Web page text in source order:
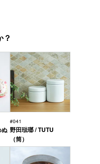
？
#041
野田琺瑯 / TUTU
（筒）